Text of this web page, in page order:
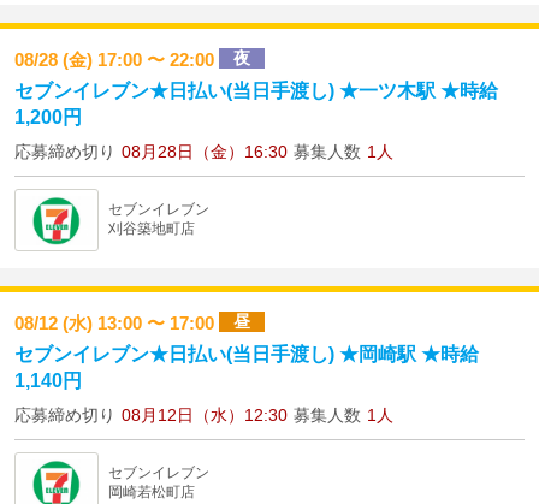
08/28 (金) 17:00 〜 22:00 夜
セブンイレブン★日払い(当日手渡し) ★一ツ木駅 ★時給
1,200円
応募締め切り 08月28日（金）16:30 募集人数 1人
セブンイレブン
刈谷築地町店
08/12 (水) 13:00 〜 17:00 昼
セブンイレブン★日払い(当日手渡し) ★岡崎駅 ★時給
1,140円
応募締め切り 08月12日（水）12:30 募集人数 1人
セブンイレブン
岡崎若松町店